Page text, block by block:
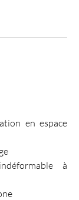
en espace
à